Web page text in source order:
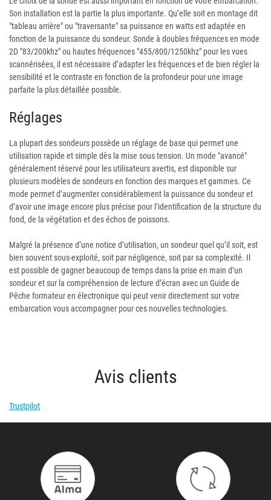
Son installation est la partie la plus importante. Qu’elle soit en montage dit
"tableau arrière" ou "traversante" sa puissance en watts est adaptée en
fonction de la puissance du sondeur. Sonde à doubles fréquences en mode
2D "83/200khz" ou hautes fréquences "455/800/1250khz" pour les vues
scannérisées, il est nécessaire d’adapter les fréquences et de bien régler la
sensibilité et le contraste en fonction de la profondeur pour une image
parfaite la plus détaillée possible.
Réglages
La plupart des sondeurs possède un réglage de base qui permet une
utilisation rapide et simple dès la mise sous tension. Un mode "avancé"
généralement réservé pour les utilisateurs avertis, est disponible sur
plusieurs modèles de sondeurs en fonction des marques et gammes. Ce
mode permet d’augmenter considérablement la puissance du sondeur et
d’avoir une image encore plus précise pour l’identification de la structure du
fond, de la végétation et des échos de poissons.
Malgré la présence d’une notice d’utilisation, un sondeur quel qu’il soit, est
bien souvent sous-exploité, soit par négligence, soit par sa complexité. Il
est possible de gagner beaucoup de temps dans la prise en main d’un
sondeur et sur la compréhension de lecture d’écran avec un Guide de
Pêche formateur en électronique qui peut venir directement sur votre
embarcation vous accompagner pour ces nouvelles technologies.
Avis clients
Trustpilot